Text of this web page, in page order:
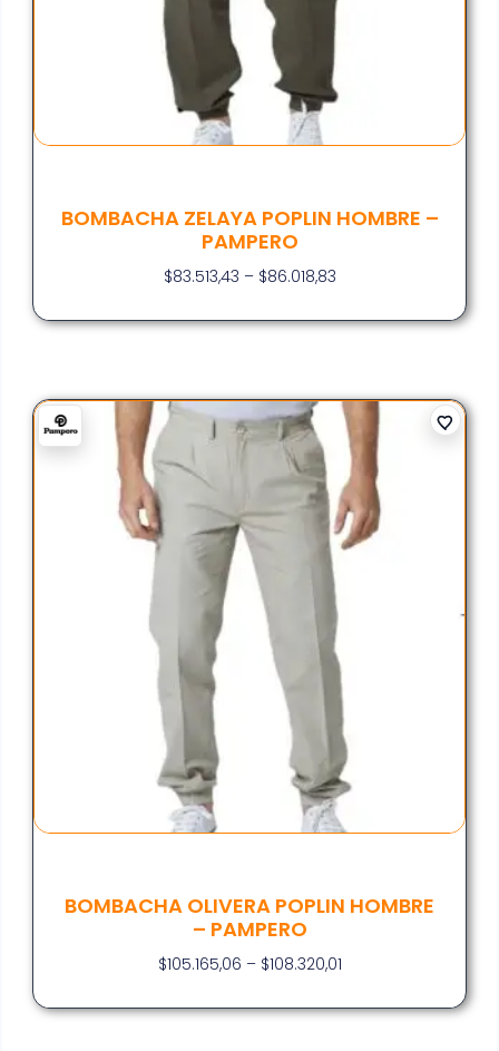
BOMBACHA ZELAYA POPLIN HOMBRE –
PAMPERO
$83.513,43 – $86.018,83
BOMBACHA OLIVERA POPLIN HOMBRE
– PAMPERO
$105.165,06 – $108.320,01